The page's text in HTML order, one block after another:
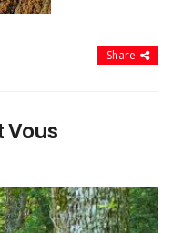
Share
Vous